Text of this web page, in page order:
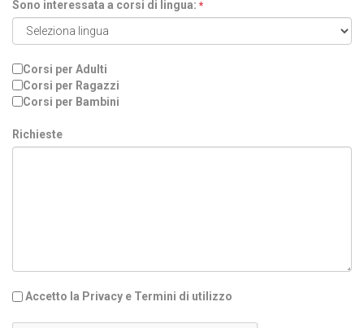
Sono interessata a corsi di lingua: *
Corsi per Adulti
Corsi per Ragazzi
Corsi per Bambini
Richieste
Accetto la Privacy e Termini di utilizzo